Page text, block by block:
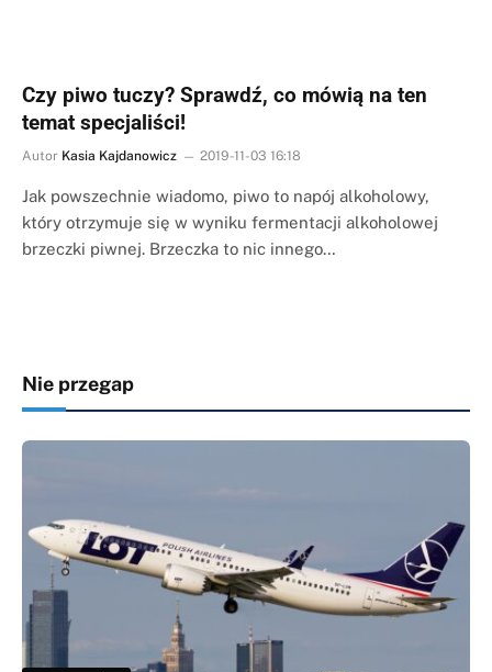
Czy piwo tuczy? Sprawdź, co mówią na ten
temat specjaliści!
Autor Kasia Kajdanowicz 2019-11-03 16:18
Jak powszechnie wiadomo, piwo to napój alkoholowy,
który otrzymuje się w wyniku fermentacji alkoholowej
brzeczki piwnej. Brzeczka to nic innego…
Nie przegap